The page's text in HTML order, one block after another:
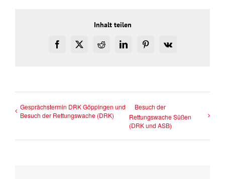
Inhalt teilen
Facebook
X RedditLinkedInPinterest
Vk
Gesprächstermin DRK Göppingen und
Besuch der Rettungswache (DRK)
Besuch der
Rettungswache Süßen
(DRK und ASB)